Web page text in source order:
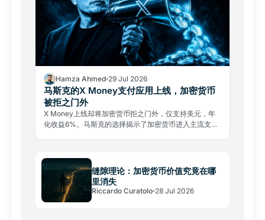
Hamza Ahmed 29 Jul 2026
马斯克的X Money支付应用上线，加密货币
被拒之门外
X Money上线却将加密货币拒之门外，仅支持美元，年
化收益6%。马斯克的选择揭示了加密货币进入主流支付
缝隙理论：加密货币价值究竟在哪
里消失
Riccardo Curatolo 28 Jul 2026